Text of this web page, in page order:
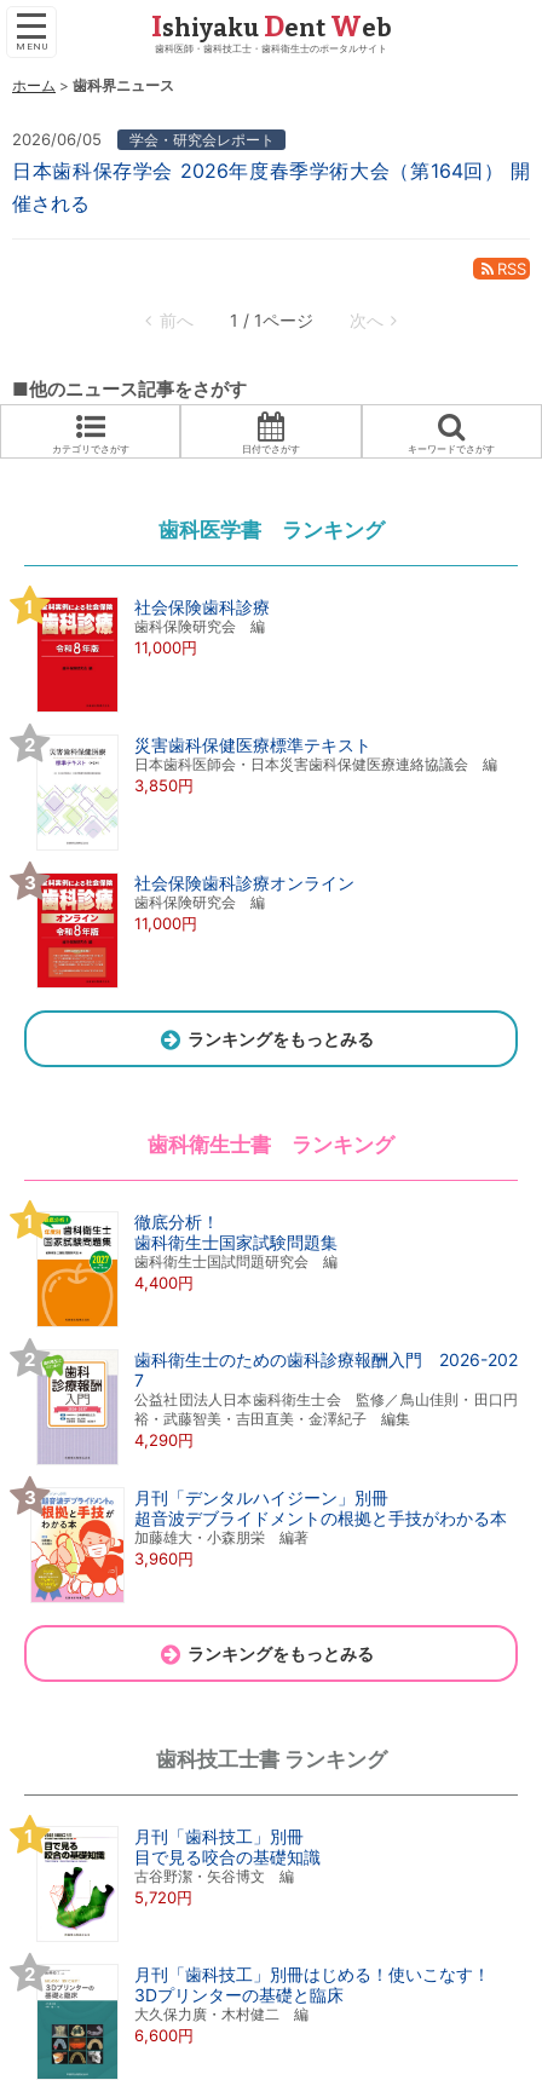
Ishiyaku Dent Web
歯科医師・歯科技工士・歯科衛生士のポータルサイト
ホーム 歯科界ニュース
2026/06/05 学会・研究会レポート
日本歯科保存学会 2026年度春季学術大会（第164回） 開
催される
RSS
1 / 1ページ
■他のニュース記事をさがす
カテゴリでさがす 日付でさがす キーワードでさがす
歯科医学書 ランキング
社会保険歯科診療
歯科保険研究会 編
11,000円
災害歯科保健医療標準テキスト
日本歯科医師会・日本災害歯科保健医療連絡協議会 編
3,850円
社会保険歯科診療オンライン
歯科保険研究会 編
11,000円
ランキングをもっとみる
歯科衛生士書 ランキング
徹底分析！
歯科衛生士国家試験問題集
歯科衛生士国試問題研究会 編
4,400円
歯科衛生士のための歯科診療報酬入門 2026-202
7
公益社団法人日本歯科衛生士会 監修／鳥山佳則・田口円
裕・武藤智美・吉田直美・金澤紀子 編集
4,290円
月刊「デンタルハイジーン」別冊
超音波デブライドメントの根拠と手技がわかる本
加藤雄大・小森朋栄 編著
3,960円
ランキングをもっとみる
歯科技工士書 ランキング
月刊「歯科技工」別冊
目で見る咬合の基礎知識
古谷野潔・矢谷博文 編
5,720円
月刊「歯科技工」別冊はじめる！使いこなす！
3Dプリンターの基礎と臨床
大久保力廣・木村健二 編
6,600円